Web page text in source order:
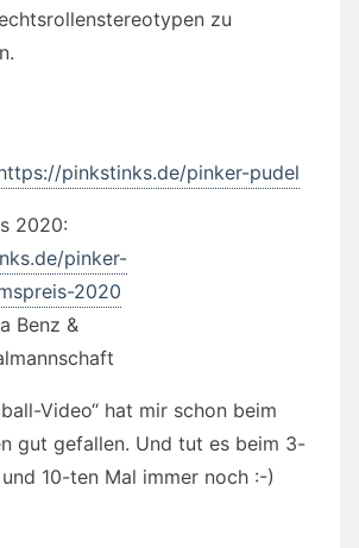
zu
pinkstinks.de/pinker-pudel
2020:
pinker-
2020
Benz &
Video“ hat mir schon beim
gut gefallen. Und tut es beim 3-
10-ten Mal immer noch :-)